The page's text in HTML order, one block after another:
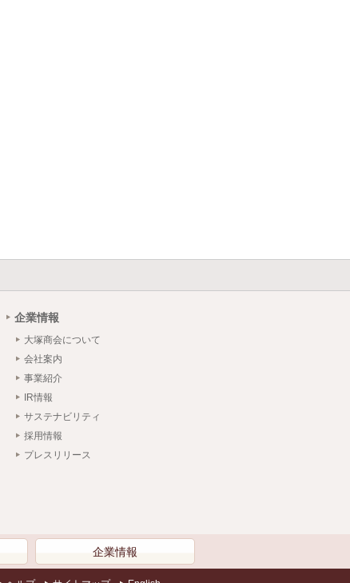
企業情報
大塚商会について
会社案内
事業紹介
IR情報
サステナビリティ
採用情報
プレスリリース
企業情報